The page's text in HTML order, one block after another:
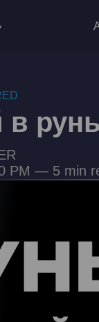
в
PM — 5 min